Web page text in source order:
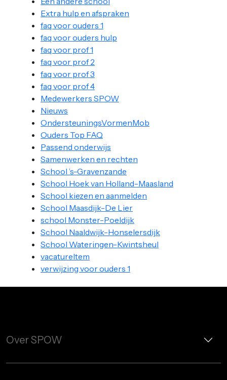
Extra hulp en afspraken
faq voor ouders 1
faq voor ouders hulp
faq voor prof 1
faq voor prof 2
faq voor prof 3
faq voor prof 4
Medewerkers SPOW
Nieuws
OndersteuningsVormenMob
Ouders Top FAQ
Passend onderwijs
Samenwerken en rechten
School ’s-Gravenzande
School Hoek van Holland-Maasland
School kiezen en aanmelden
School Maasdijk-De Lier
school Monster-Poeldijk
School Naaldwijk-Honselersdijk
School Wateringen-Kwintsheul
vacatureItem
verwijzing voor ouders 1
Over SPOW